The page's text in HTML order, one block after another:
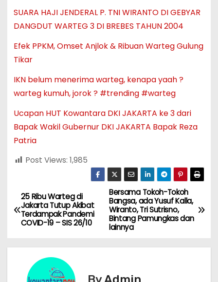
SUARA HAJI JENDERAL P. TNI WIRANTO DI GEBYAR
DANGDUT WARTEG 3 DI BREBES TAHUN 2004
Efek PPKM, Omset Anjlok & Ribuan Warteg Gulung
Tikar
IKN belum menerima warteg, kenapa yaah ?
warteg kumuh, jorok ? #trending #warteg
Ucapan HUT Kowantara DKI JAKARTA ke 3 dari
Bapak Wakil Gubernur DKI JAKARTA Bapak Reza
Patria
Post Views: 1,985
N
a
Bersama Tokoh-Tokoh
Bangsa, ada Yusuf Kalla,
Wiranto, Tri Sutrisno,
Bintang Pamungkas dan
lainnya
25 Ribu Warteg di
Jakarta Tutup Akibat
Terdampak Pandemi
COVID-19 – SIS 26/10